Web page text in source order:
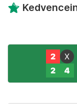
szemben zár
Giorgia
és
Borvendég: